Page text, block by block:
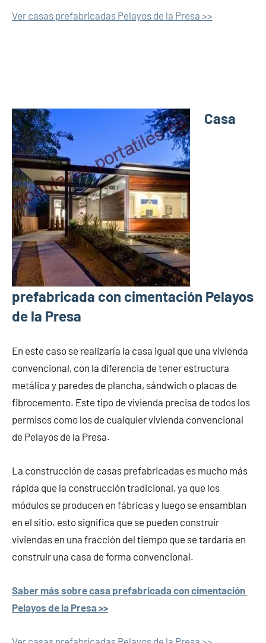
Ver casas prefabricadas Pelayos de la Presa >>
Casa
prefabricada con cimentación Pelayos
de la Presa
En este caso se realizaría la casa igual que una vivienda
convencional, con la diferencia de tener estructura
metálica y paredes de plancha, sándwich o placas de
fibrocemento. Este tipo de vivienda precisa de todos los
permisos como los de cualquier vivienda convencional
de Pelayos de la Presa.
La construcción de casas prefabricadas es mucho más
rápida que la construcción tradicional, ya que los
módulos se producen en fábricas y luego se ensamblan
en el sitio. esto significa que se pueden construir
viviendas en una fracción del tiempo que se tardaría en
construir una casa de forma convencional.
Saber más sobre casa prefabricada con cimentación
Pelayos de la Presa >>